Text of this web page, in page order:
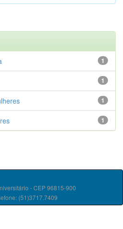
1
1
1
1
- CEP 96815-900
(51)3717.7409